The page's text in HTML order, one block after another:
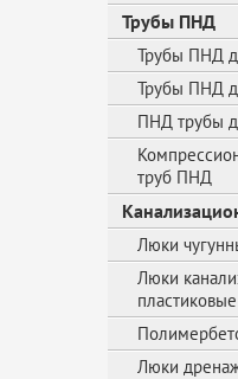
Трубы ПНД
Трубы ПНД
Трубы ПНД
ПНД трубы
труб ПНД
Люки
Люки
пластиковые
Люки